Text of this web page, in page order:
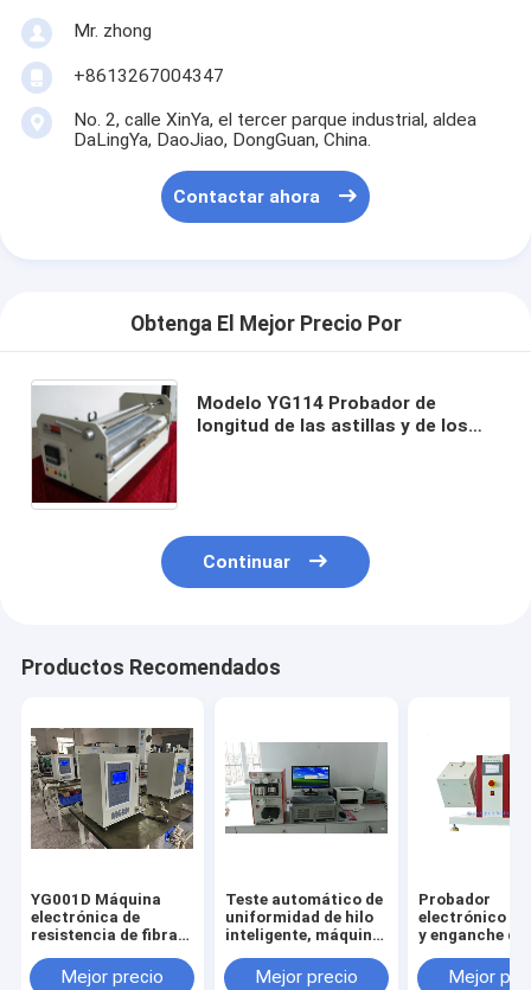
Mr. zhong
+8613267004347
No. 2, calle XinYa, el tercer parque industrial, aldea
DaLingYa, DaoJiao, DongGuan, China.
Contactar ahora
Obtenga El Mejor Precio Por
Modelo YG114 Probador de
longitud de las astillas y de los
Continuar
Productos Recomendados
YG001D Máquina
electrónica de
resistencia de fibra
(aplastamiento
Mejor precio
Teste automático de
uniformidad de hilo
inteligente, máquina
longitud de hilo
Mejor precio
Probador
electrónico
y enganche de
prueba de
Mejor